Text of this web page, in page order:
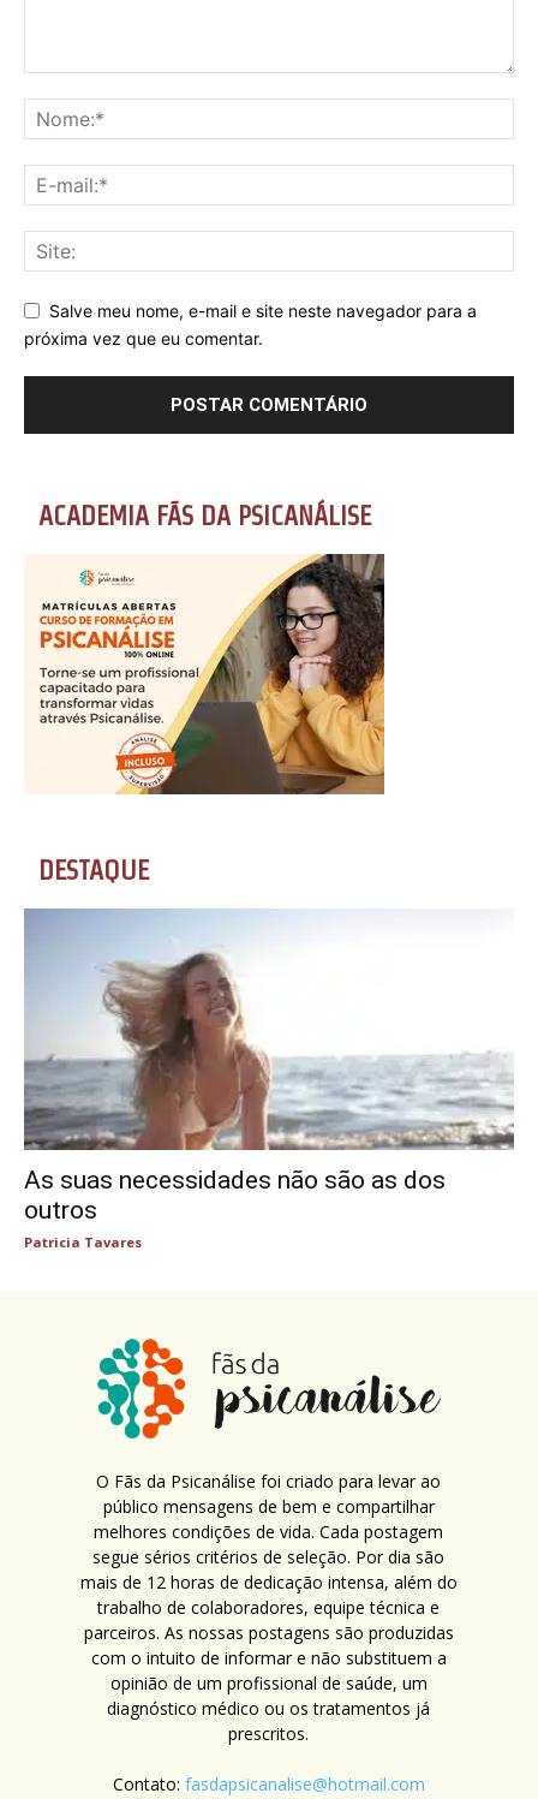
Salve meu nome, e-mail e site neste navegador para a
próxima vez que eu comentar.
ACADEMIA FÃS DA PSICANÁLISE
DESTAQUE
As suas necessidades não são as dos
outros
Patricia Tavares
O Fãs da Psicanálise foi criado para levar ao
público mensagens de bem e compartilhar
melhores condições de vida. Cada postagem
segue sérios critérios de seleção. Por dia são
mais de 12 horas de dedicação intensa, além do
trabalho de colaboradores, equipe técnica e
parceiros. As nossas postagens são produzidas
com o intuito de informar e não substituem a
opinião de um profissional de saúde, um
diagnóstico médico ou os tratamentos já
prescritos.
Contato: fasdapsicanalise@hotmail.com